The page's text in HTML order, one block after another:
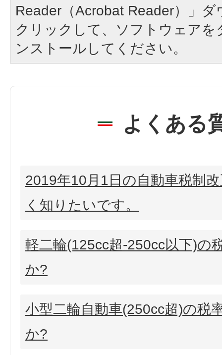
Reader（Acrobat Reader）」
クリックして、ソフトウェア
ンストールしてください。
よくある
2019年10月1日の自動車税制
く知りたいです。
軽二輪(125cc超-250cc以下)の
か?
小型二輪自動車(250cc超)の税
か?